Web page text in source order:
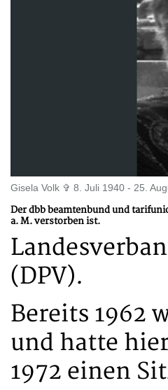
Gisela Volk ✞ 8. Juli 1940 - 25.
Der dbb beamtenbund und
a. M. verstorben ist.
(DPV).
Bereits 1962
und hatte
1972 einen